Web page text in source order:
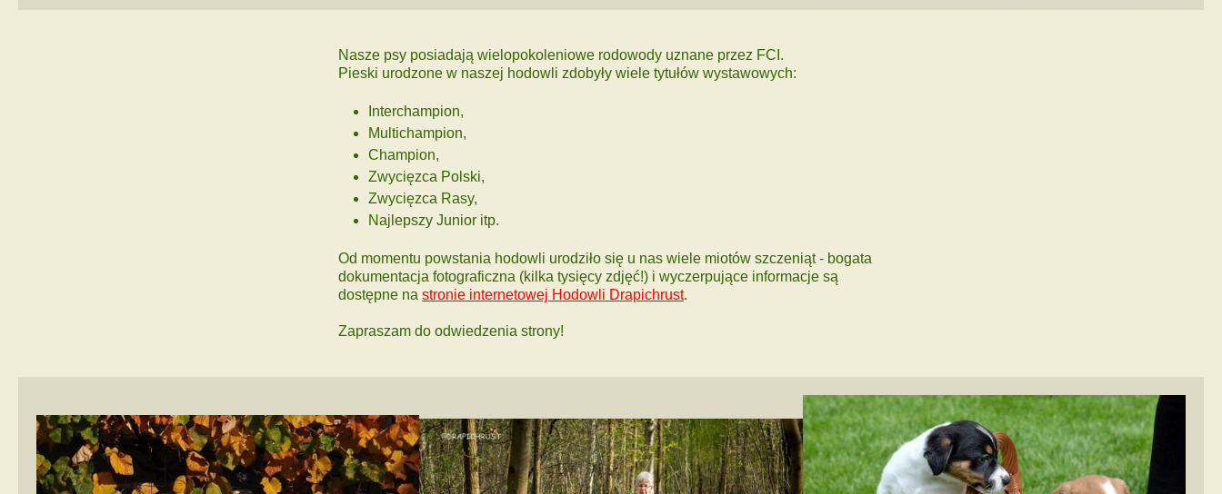
Nasze psy posiadają wielopokoleniowe rodowody uznane przez FCI.
Pieski urodzone w naszej hodowli zdobyły wiele tytułów wystawowych:
Interchampion,
Multichampion,
Champion,
Zwycięzca Polski,
Zwycięzca Rasy,
Najlepszy Junior itp.
Od momentu powstania hodowli urodziło się u nas wiele miotów szczeniąt - bogata
dokumentacja fotograficzna (kilka tysięcy zdjęć!) i wyczerpujące informacje są
dostępne na stronie internetowej Hodowli Drapichrust.
Zapraszam do odwiedzenia strony!